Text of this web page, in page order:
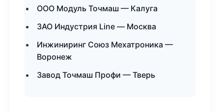
ООО Модуль Точмаш — Калуга
ЗАО Индустрия Line — Москва
Инжиниринг Союз Мехатроника —
Воронеж
Завод Точмаш Профи — Тверь